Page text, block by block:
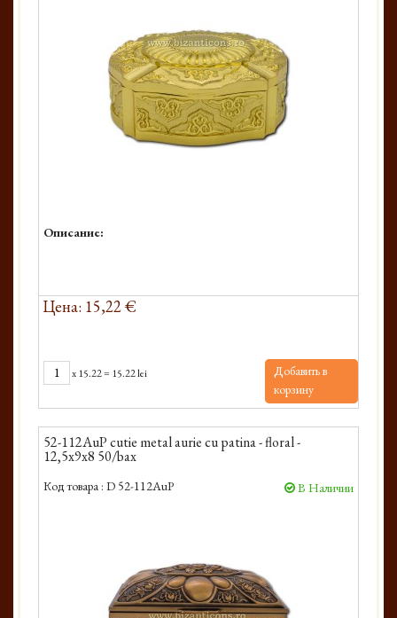
Описание:
Цена: 15,22 €
x15.22= 15.22 lei
Добавить в
корзину
52-112AuP cutie metal aurie cu patina - floral -
12,5x9x8 50/bax
Код товара : D 52-112AuP В Наличии